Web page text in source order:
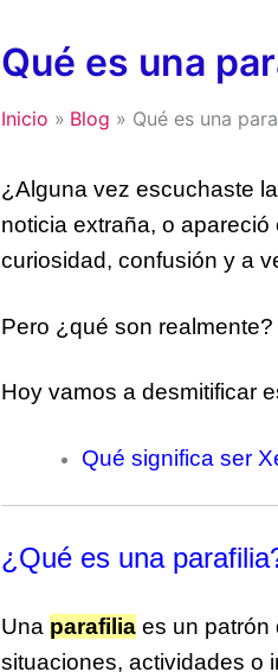
Qué es una
Inicio Blog Qué es una
¿Alguna vez escuchaste
noticia extraña, o
curiosidad, confusión y a
Pero ¿qué son
Hoy vamos a desmitificar
Qué significa ser
¿Qué es una
Una parafiliaes un patrón
situaciones, actividades o